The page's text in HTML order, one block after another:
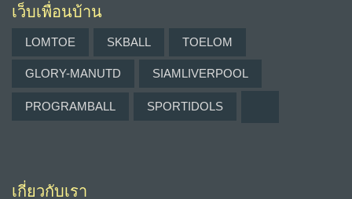
เว็บเพื่อนบ้าน
LOMTOE SKBALL TOELOM
GLORY-MANUTD SIAMLIVERPOOL
PROGRAMBALL SPORTIDOLS
เกี่ยวกับเรา